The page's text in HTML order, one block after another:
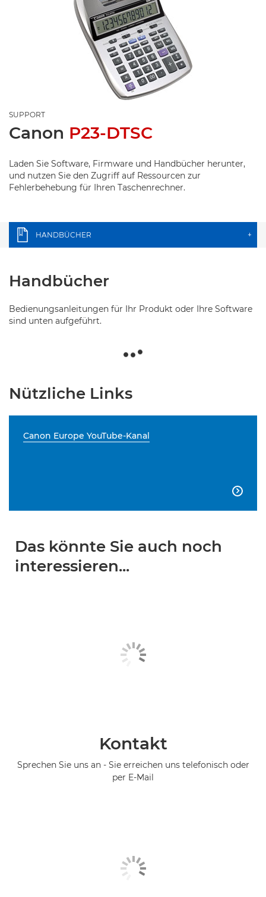
SUPPORT
Canon P23-DTSC
Laden Sie Software, Firmware und Handbücher herunter,
und nutzen Sie den Zugriff auf Ressourcen zur
Fehlerbehebung für Ihren Taschenrechner.
HANDBÜCHER +
Handbücher
Bedienungsanleitungen für Ihr Produkt oder Ihre Software
sind unten aufgeführt.
Nützliche Links
Canon Europe YouTube-Kanal

Das könnte Sie auch noch
interessieren...
Kontakt
Sprechen Sie uns an - Sie erreichen uns telefonisch oder
per E-Mail